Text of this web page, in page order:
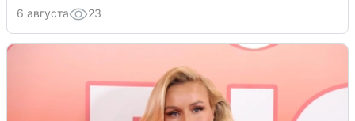
6 августа 23